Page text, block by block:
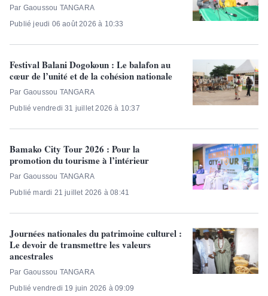
Par Gaoussou TANGARA
Publié jeudi 06 août 2026 à 10:33
Festival Balani Dogokoun : Le balafon au
cœur de l’unité et de la cohésion nationale
Par Gaoussou TANGARA
Publié vendredi 31 juillet 2026 à 10:37
Bamako City Tour 2026 : Pour la
promotion du tourisme à l’intérieur
Par Gaoussou TANGARA
Publié mardi 21 juillet 2026 à 08:41
Journées nationales du patrimoine culturel :
Le devoir de transmettre les valeurs
ancestrales
Par Gaoussou TANGARA
Publié vendredi 19 juin 2026 à 09:09